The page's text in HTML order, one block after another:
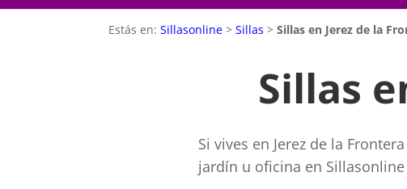
Estás en:Sillasonline >Sillas >Sillas en Jerez de la
Sillas
Si vives en Jerez de la
jardín u oficina en